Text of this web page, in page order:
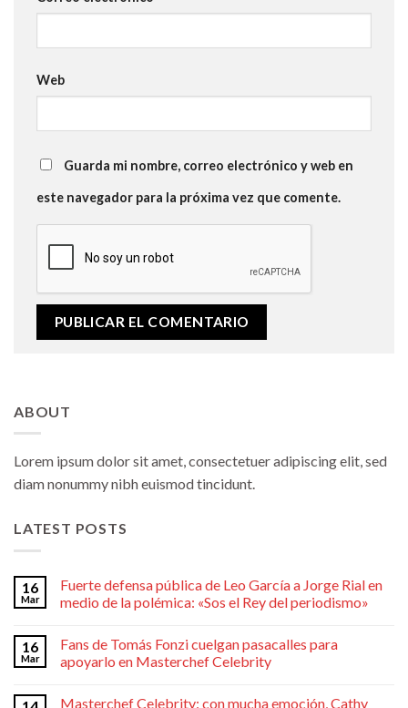
Web
Guarda mi nombre, correo electrónico y web en
este navegador para la próxima vez que comente.
ABOUT
Lorem ipsum dolor sit amet, consectetuer adipiscing elit, sed
diam nonummy nibh euismod tincidunt.
LATEST POSTS
16
Mar
Fuerte defensa pública de Leo García a Jorge Rial en
medio de la polémica: «Sos el Rey del periodismo»
16
Mar
Fans de Tomás Fonzi cuelgan pasacalles para
apoyarlo en Masterchef Celebrity
Masterchef Celebrity: con mucha emoción, Cathy